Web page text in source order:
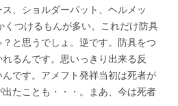
、ショルダーパット、ヘルメッ
くつけるもんが多い。これだけ防具
と思うでしょ。逆です。防具をつ
るんです。思いっきり出来る反
です。アメフト発祥当初は死者が
たことも・・・。まあ、今は死者